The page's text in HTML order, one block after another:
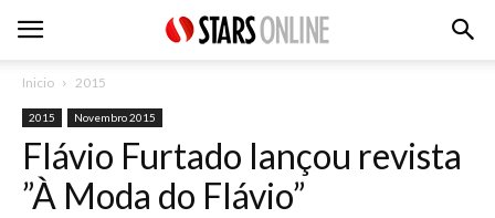
Inicio 2015
2015 Novembro 2015
Flávio Furtado lançou revista
”À Moda do Flávio”